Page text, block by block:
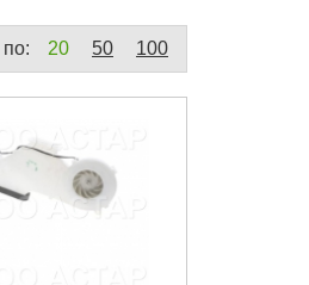
20 50 100